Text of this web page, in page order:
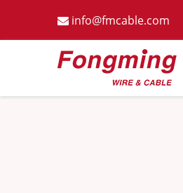
 info@fmcable.com